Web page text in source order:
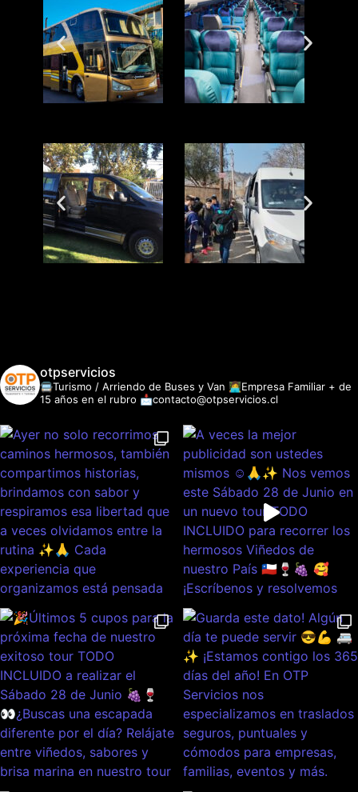
otpservicios
🚍Turismo / Arriendo de Buses y Van 👩‍💻Empresa Familiar + de
15 años en el rubro 📩contacto@otpservicios.cl